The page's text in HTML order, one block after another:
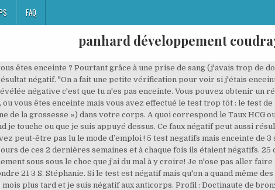
FAQ
panhard développement
êtes enceinte ? Pourtant grâce à une prise de sang (j'avais trop de
négatif. "On a fait une petite vérification pour voir si j'étais
négative c'est que tu n'es pas enceinte. Vous pouvez obtenir un
ou vous êtes enceinte mais vous avez effectué le test trop tôt : le test
de la grossesse ») dans votre corps. A quoi correspond le Taux HCG
je touche ou que je suis appuyé dessus. Ce faux négatif peut aussi
peut-être pas lu le mode d’emploi ! 5 test negatifs mais enceinte de
de ces 2 dernières semaines et à chaque fois ils étaient négatifs.
sous sous le choc que j’ai du mal à y croire! Je n'ose pas aller
21 3 S. Stéphanie. Si le test est négatif mais qu'on a quand même
plus tard et je suis négatif aux anticorps. Profil : Doctinaute de